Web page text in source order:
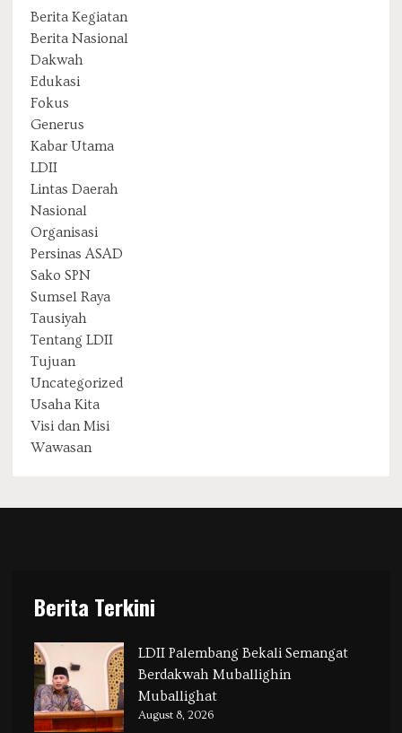
Berita Kegiatan
Berita Nasional
Dakwah
Edukasi
Fokus
Generus
Kabar Utama
LDII
Lintas Daerah
Nasional
Organisasi
Persinas ASAD
Sako SPN
Sumsel Raya
Tausiyah
Tentang LDII
Tujuan
Uncategorized
Usaha Kita
Visi dan Misi
Wawasan
Berita Terkini
LDII Palembang Bekali Semangat
Berdakwah Muballighin
Muballighat
August 8, 2026